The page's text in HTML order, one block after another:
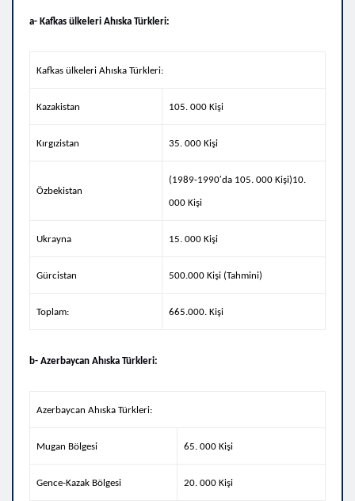
a- Kafkas ülkeleri Ahıska Türkleri:
Kafkas ülkeleri Ahıska Türkleri:
Kazakistan 105. 000 Kişi
Kırgızistan 35. 000 Kişi
Özbekistan
(1989-1990′da 105. 000 Kişi)10.
000 Kişi
Ukrayna 15. 000 Kişi
Gürcistan 500.000 Kişi (Tahmini)
Toplam: 665.000. Kişi
b- Azerbaycan Ahıska Türkleri:
Azerbaycan Ahıska Türkleri:
Mugan Bölgesi 65. 000 Kişi
Gence-Kazak Bölgesi 20. 000 Kişi